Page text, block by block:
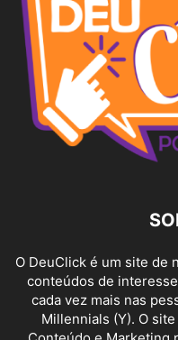
O DeuClick é um site de
conteúdos de
cada vez mais nas
Millennials (Y). O